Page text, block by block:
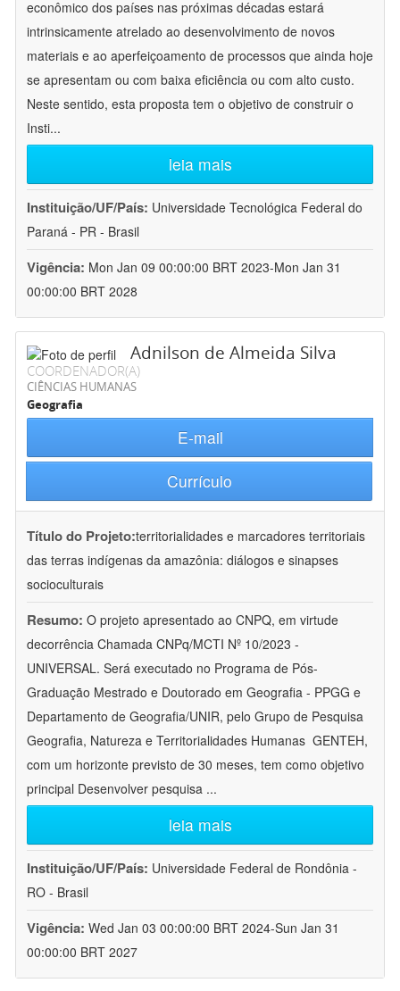
econômico dos países nas próximas décadas estará
intrinsicamente atrelado ao desenvolvimento de novos
materiais e ao aperfeiçoamento de processos que ainda hoje
se apresentam ou com baixa eficiência ou com alto custo.
Neste sentido, esta proposta tem o objetivo de construir o
Insti...
leia mais
Instituição/UF/País: Universidade Tecnológica Federal do
Paraná - PR - Brasil
Vigência: Mon Jan 09 00:00:00 BRT 2023-Mon Jan 31
00:00:00 BRT 2028
Adnilson de Almeida Silva
COORDENADOR(A)
CIÊNCIAS HUMANAS
Geografia
E-mail
Currículo
Título do Projeto:territorialidades e marcadores territoriais
das terras indígenas da amazônia: diálogos e sinapses
socioculturais
Resumo: O projeto apresentado ao CNPQ, em virtude
decorrência Chamada CNPq/MCTI Nº 10/2023 -
UNIVERSAL. Será executado no Programa de Pós-
Graduação Mestrado e Doutorado em Geografia - PPGG e
Departamento de Geografia/UNIR, pelo Grupo de Pesquisa
Geografia, Natureza e Territorialidades Humanas  GENTEH,
com um horizonte previsto de 30 meses, tem como objetivo
principal Desenvolver pesquisa ...
leia mais
Instituição/UF/País: Universidade Federal de Rondônia -
RO - Brasil
Vigência: Wed Jan 03 00:00:00 BRT 2024-Sun Jan 31
00:00:00 BRT 2027